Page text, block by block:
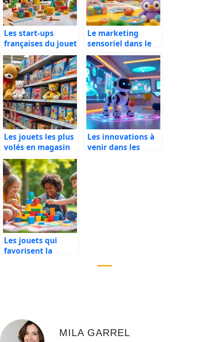
Les start-ups
françaises du jouet
à suivre
Le marketing
sensoriel dans le
monde du jouet
Les jouets les plus
volés en magasin
(et pourquoi)
Les innovations à
venir dans les
Les jouets qui
favorisent la
MILA GARREL